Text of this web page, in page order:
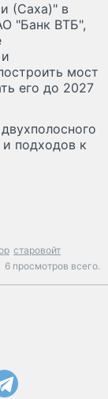
(Саха)" в
"Банк ВТБ",
мост
его до 2027
подходов к
старовойт
6 просмотров всего.